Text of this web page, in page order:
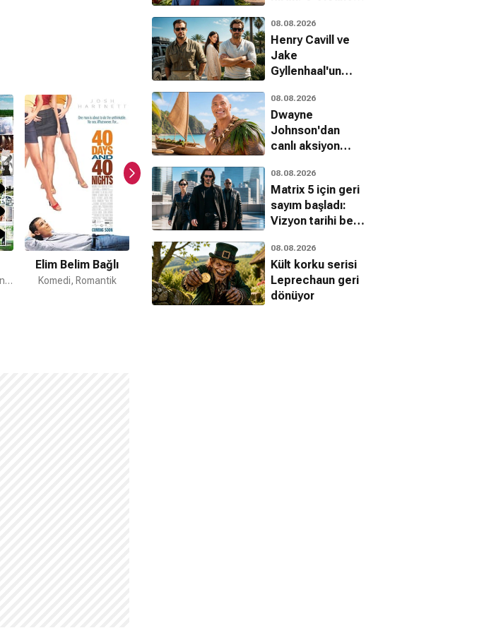
Komedi, Dram, Romantik
Elim Belim Bağlı
Komedi, Romantik
Benim Hırçın
Sevgilim
Komedi, Romantik
Sevgi Herşeydir
Komedi, Romantik, Dram
unutamadı
08.08.2026
Henry Cavill ve
Jake
Gyllenhaal'un
olduğu In the
Grey filminin
tarihi açıklandı
08.08.2026
Dwayne
Johnson'dan
canlı aksiyon
eleştirilerine
yanıt
08.08.2026
Matrix 5 için geri
sayım başladı:
Vizyon tarihi belli
08.08.2026
Kült korku serisi
Leprechaun geri
dönüyor